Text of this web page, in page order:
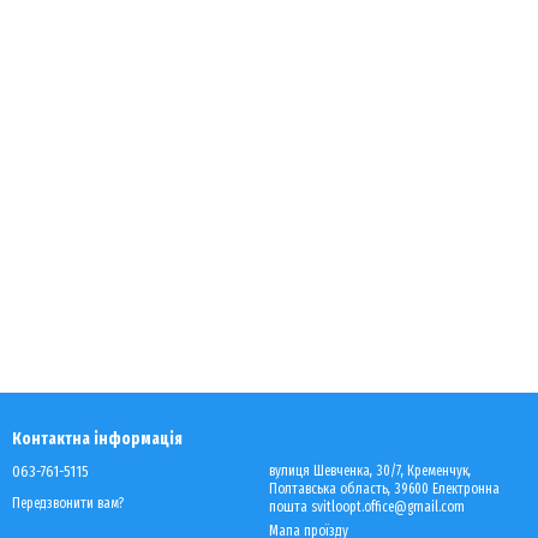
Контактна інформація
063-761-5115
Передзвонити вам?
вулиця Шевченка, 30/7, Кременчук,
Полтавська область, 39600 Електронна
пошта svitloopt.office@gmail.com
Мапа проїзду